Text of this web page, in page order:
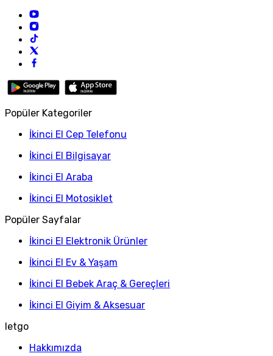
Popüler Kategoriler
İkinci El Cep Telefonu
İkinci El Bilgisayar
İkinci El Araba
İkinci El Motosiklet
Popüler Sayfalar
İkinci El Elektronik Ürünler
İkinci El Ev & Yaşam
İkinci El Bebek Araç & Gereçleri
İkinci El Giyim & Aksesuar
letgo
Hakkımızda